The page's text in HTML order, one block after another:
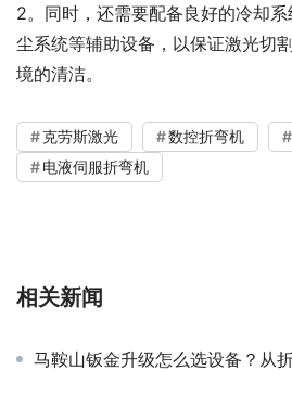
2。同时，还需要配备良好的冷却
尘系统等辅助设备，以保证激光切
境的清洁。
克劳斯激光 数控折弯机
电液伺服折弯机
相关新闻
马鞍山钣金升级怎么选设备？从折弯机、剪板机、激光切